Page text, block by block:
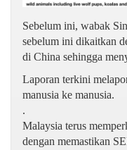
Sebelum ini, wabak
sebelum ini dikaitkan
di China sehingga
Laporan terkini
manusia ke manusia.
.
Malaysia terus
dengan memastikan